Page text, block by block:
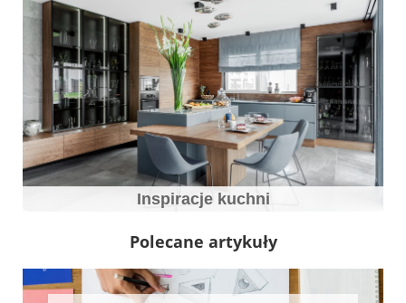
Inspiracje kuchni
Polecane artykuły